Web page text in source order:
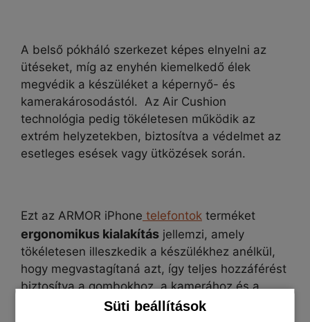
Süti beállítások
A belső pókháló szerkezet képes elnyelni az
ütéseket, míg az enyhén kiemelkedő élek
megvédik a készüléket a képernyő- és
kamerakárosodástól. Az Air Cushion
technológia pedig tökéletesen működik az
extrém helyzetekben, biztosítva a védelmet az
esetleges esések vagy ütközések során.
Ezt az ARMOR iPhone telefontok terméket
ergonomikus kialakítás jellemzi, amely
tökéletesen illeszkedik a készülékhez anélkül,
hogy megvastagítaná azt, így teljes hozzáférést
biztosítva a gombokhoz, a kamerához és a